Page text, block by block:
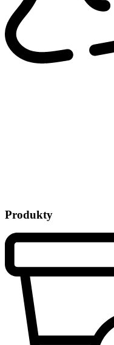
Produkty